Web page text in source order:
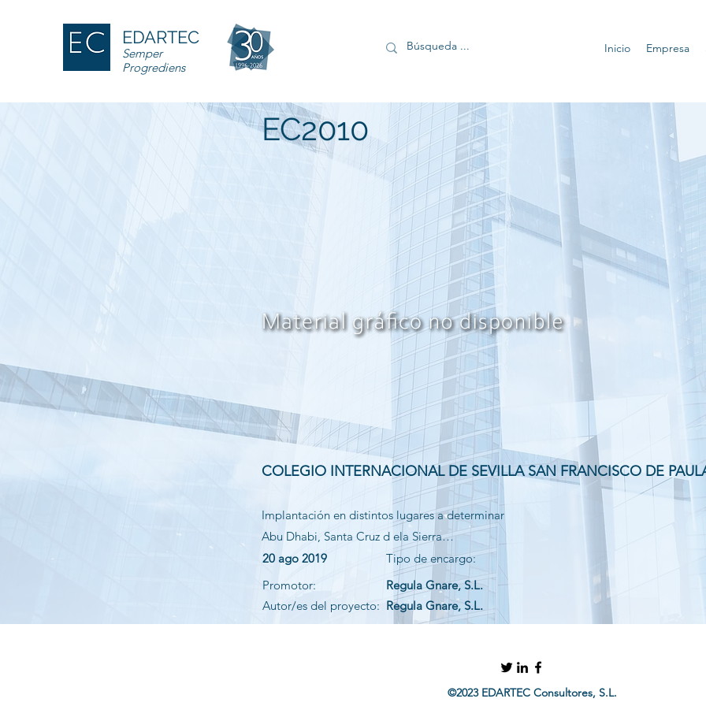
EDARTEC
Semper
Progrediens
Inicio Empresa
EC2010
COLEGIO INTERNACIONAL DE SEVILLA SAN FRANCISCO DE
Implantación en distintos lugares a determinar
Abu Dhabi, Santa Cruz d ela Sierra…
20 ago 2019
Promotor:
Autor/es del proyecto:
Tipo de encargo:
Regula Gnare, S.L.
Regula Gnare, S.L.
©2023 EDARTEC Consultores, S.L.